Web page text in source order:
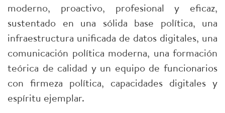
moderno, proactivo, profesional y eficaz,
sustentado en una sólida base política, una
infraestructura unificada de datos digitales, una
comunicación política moderna, una formación
teórica de calidad y un equipo de funcionarios
con firmeza política, capacidades digitales y
espíritu ejemplar.